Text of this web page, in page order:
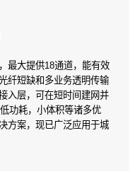
最大提供18通道，能有效
纤短缺和多业务透明传输
入层，可在短时间建网并
功耗，小体积等诸多优
方案，现已广泛应用于城